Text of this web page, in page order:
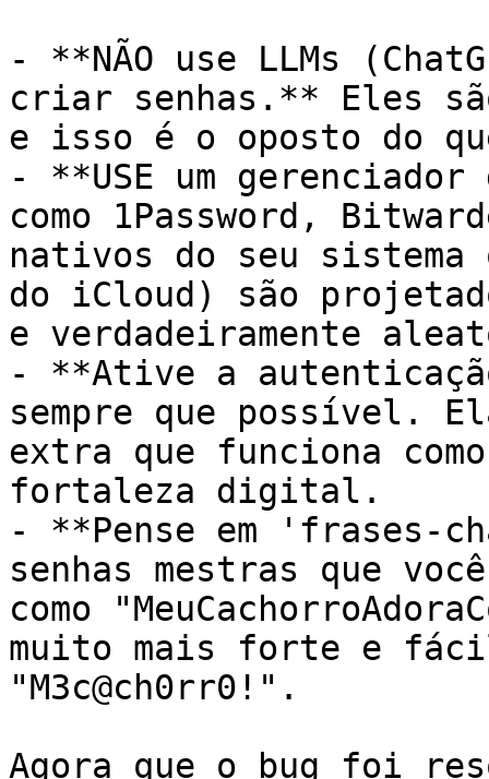
- **NÃO use LLMs
criar senhas.** Eles
e isso é o oposto do
- **USE um
como 1Password,
nativos do seu sistema
do iCloud) são
e verdadeiramente
- **Ative a
sempre que possível.
extra que funciona
fortaleza digital.
- **Pense em 'frases-
senhas mestras que
como
muito mais forte e
"M3c@ch0rr0!".
Agora que o bug foi